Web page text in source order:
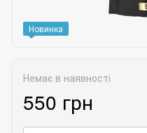
Новинка
Немає в наявності
550 грн